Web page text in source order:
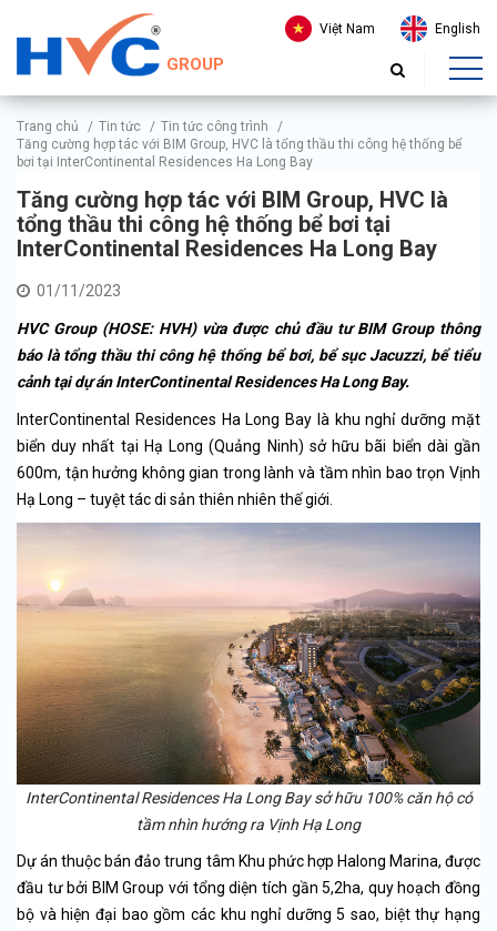
GROUP
Việt Nam English
Trang chủ / Tin tức / Tin tức công trình
/
Tăng cường hợp tác với BIM Group, HVC là tổng thầu thi công hệ thống bể
bơi tại InterContinental Residences Ha Long Bay
Tăng cường hợp tác với BIM Group, HVC là
tổng thầu thi công hệ thống bể bơi tại
InterContinental Residences Ha Long Bay
01/11/2023
HVC Group (HOSE: HVH) vừa được chủ đầu tư BIM Group thông
báo là tổng thầu thi công hệ thống bể bơi, bể sục Jacuzzi, bể tiểu
cảnh tại dự án InterContinental Residences Ha Long Bay.
InterContinental Residences Ha Long Bay là khu nghỉ dưỡng mặt
biển duy nhất tại Hạ Long (Quảng Ninh) sở hữu bãi biển dài gần
600m, tận hưởng không gian trong lành và tầm nhìn bao trọn Vịnh
Hạ Long – tuyệt tác di sản thiên nhiên thế giới.
InterContinental Residences Ha Long Bay sở hữu 100% căn hộ có
tầm nhìn hướng ra Vịnh Hạ Long
Dự án thuộc bán đảo trung tâm Khu phức hợp Halong Marina, được
đầu tư bởi BIM Group với tổng diện tích gần 5,2ha, quy hoạch đồng
bộ và hiện đại bao gồm các khu nghỉ dưỡng 5 sao, biệt thự hạng